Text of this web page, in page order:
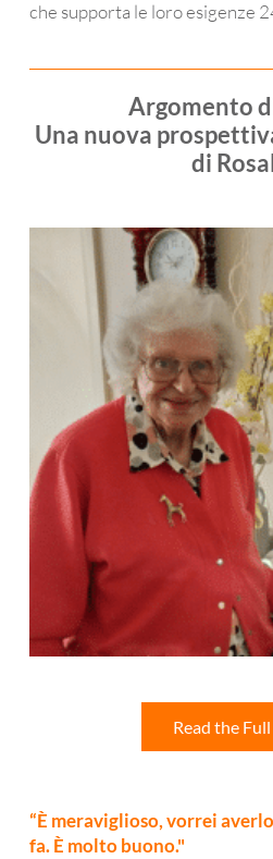
che supporta le loro esigenze
Argomento
Una nuova
di
Read the
“È meraviglioso, vorrei
fa. È molto buono."